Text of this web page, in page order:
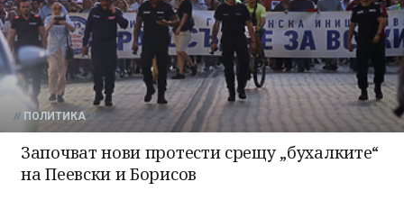
ПОЛИТИКА
Започват нови протести срещу „бухалките“
на Пеевски и Борисов